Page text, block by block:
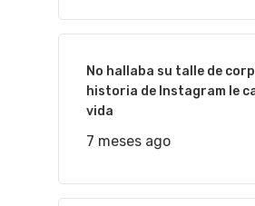
No hallaba su talle de
historia de Instagram le
vida
7 meses ago